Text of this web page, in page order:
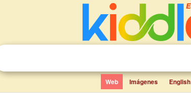
Web Imágenes English